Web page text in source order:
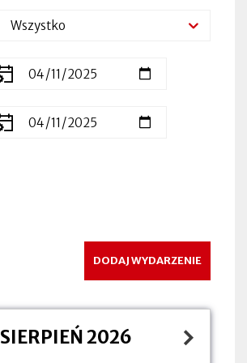
DODAJ WYDARZENIE
SIERPIEŃ 2026